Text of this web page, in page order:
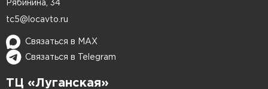
Перед покраской:
Рябинина, 34
tc5@locavto.ru
Связаться в MAX
Связаться в Telegram
ТЦ «Луганская»